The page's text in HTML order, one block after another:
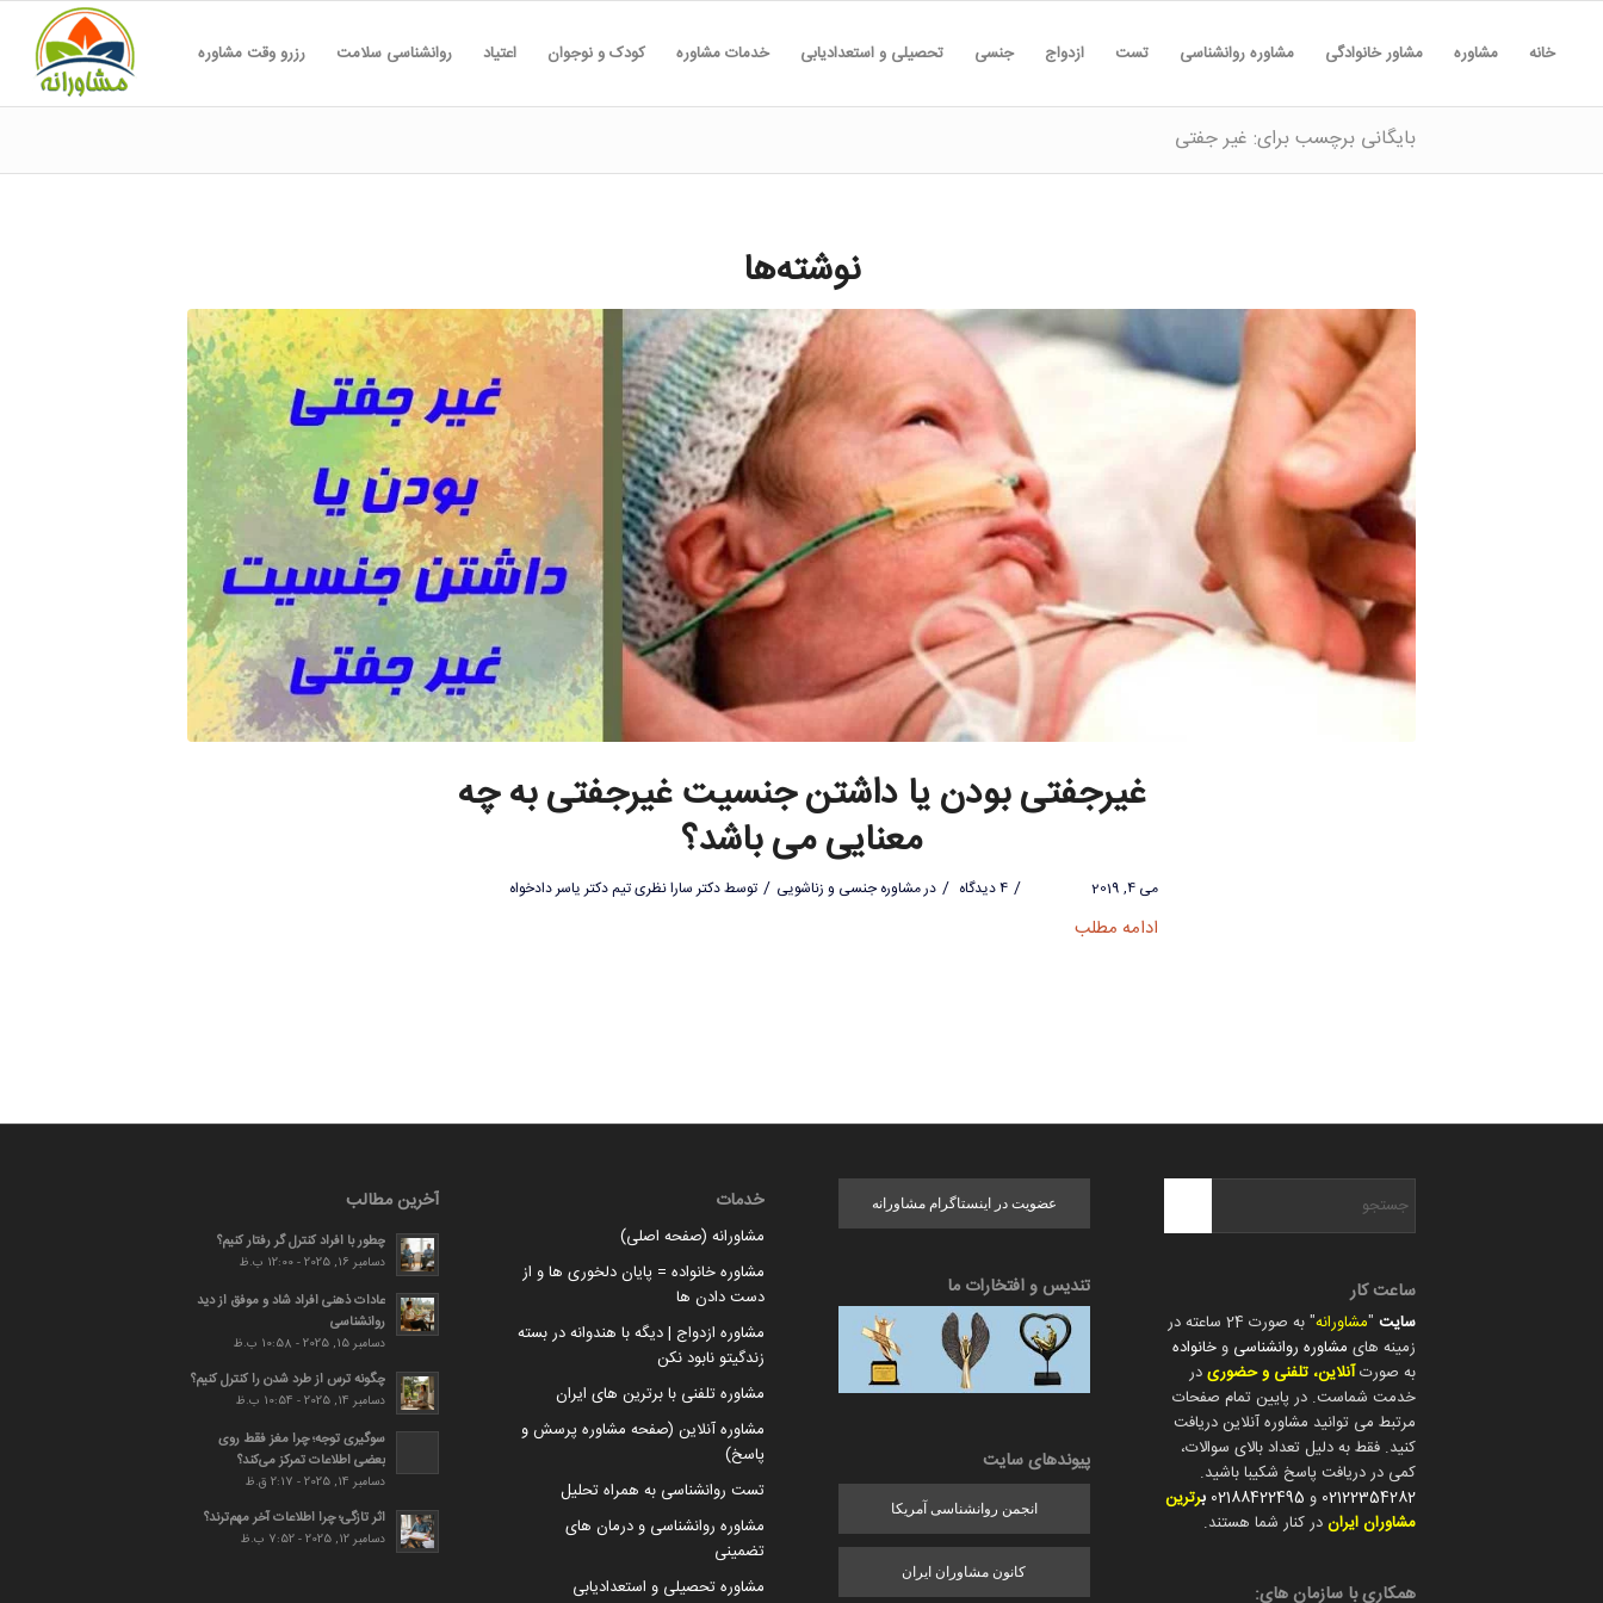
خانه مشاوره مشاور خانوادگی مشاوره روانشناسی تست ازدواج جنسی تحصیلی و استعدادیابی خدمات مشاوره کودک و نوجوان اعتیاد روانشناسی سلامت رزرو وقت مشاوره
بایگانی برچسب برای: غیر جفتی
نوشته‌ها
غیرجفتی بودن یا داشتن جنسیت غیرجفتی به چه
معنایی می باشد؟
می 4, 2019 / 4 دیدگاه / درمشاوره جنسی و زناشویی / توسطدکتر سارا نظری تیم دکتر یاسر دادخواه
ادامه مطلب
ساعت کار
سایت "مشاورانه
" به صورت 24 ساعته در
زمینه های مشاوره روانشناسی و خانواده
به صورتآنلاین، تلفنی و حضوریدر
خدمت شماست. در پایین تمام صفحات
مرتبط می توانید مشاوره آنلاین دریافت
کنید. فقط به دلیل تعداد بالای سوالات،
کمی در دریافت پاسخ شکیبا باشید.
02122354282 و 02188422495 برترین
مشاوران ایراندر کنار شما هستند.
همکاری با سازمان های:
عضویت در اینستاگرام مشاورانه
تندیس و افتخارات ما
پیوندهای سایت
انجمن روانشناسی آمریکا
کانون مشاوران ایران
خدمات
مشاورانه (صفحه اصلی)
مشاوره خانواده = پایان دلخوری ها و از
دست دادن ها
مشاوره ازدواج | دیگه با هندوانه در بسته
زندگیتو نابود نکن
مشاوره تلفنی با برترین های ایران
مشاوره آنلاین (صفحه مشاوره پرسش و
پاسخ)
تست روانشناسی به همراه تحلیل
مشاوره روانشناسی و درمان های
تضمینی
مشاوره تحصیلی و استعدادیابی
آخرین مطالب
چطور با افراد کنترل گر رفتار کنیم؟
دسامبر 16, 2025 - 12:00 ب.ظ
عادات ذهنی افراد شاد و موفق از دید
روانشناسی
دسامبر 15, 2025 - 10:58 ب.ظ
چگونه ترس از طرد شدن را کنترل کنیم؟
دسامبر 14, 2025 - 10:54 ب.ظ
سوگیری توجه؛ چرا مغز فقط روی
بعضی اطلاعات تمرکز می‌کند؟
دسامبر 14, 2025 - 2:17 ق.ظ
اثر تازگی؛ چرا اطلاعات آخر مهم‌ترند؟
دسامبر 12, 2025 - 7:52 ب.ظ